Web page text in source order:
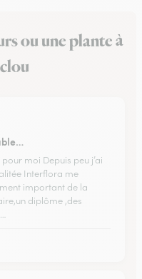
ou une plante à
moi Depuis peu j’ai
Interflora me
important de la
diplôme ,des